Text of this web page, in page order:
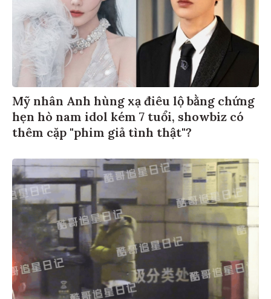
Mỹ nhân Anh hùng xạ điêu lộ bằng chứng
hẹn hò nam idol kém 7 tuổi, showbiz có
thêm cặp "phim giả tình thật"?